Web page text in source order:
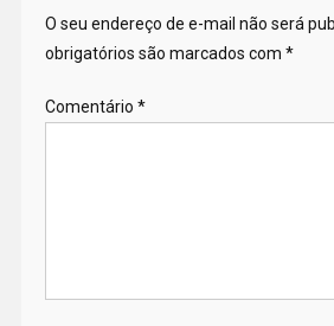
O seu endereço de e-mail não será
obrigatórios são marcados com *
Comentário *